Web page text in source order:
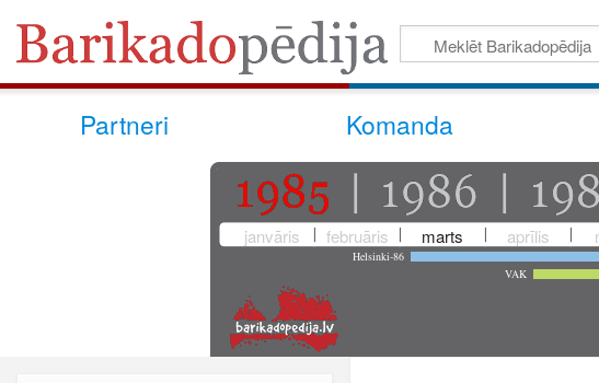
Partneri Komanda
janvāris februāris marts aprīlis
Helsinki-86
VAK